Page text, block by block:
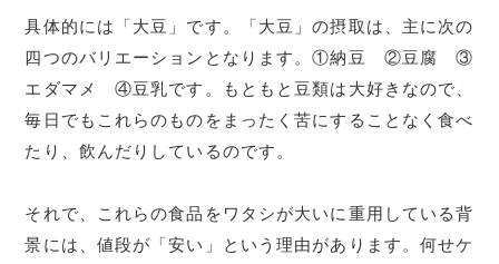
具体的には「大豆」です。「大豆」の摂取は、主に次の
四つのバリエーションとなります。①納豆 ②豆腐 ③
エダマメ ④豆乳です。もともと豆類は大好きなので、
毎日でもこれらのものをまったく苦にすることなく食べ
たり、飲んだりしているのです。
それで、これらの食品をワタシが大いに重用している背
景には、値段が「安い」という理由があります。何せケ